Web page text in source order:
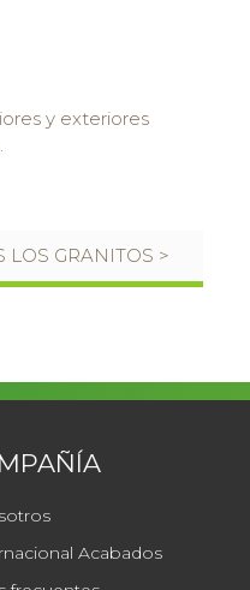
y exteriores
LOS GRANITOS >
Acabados